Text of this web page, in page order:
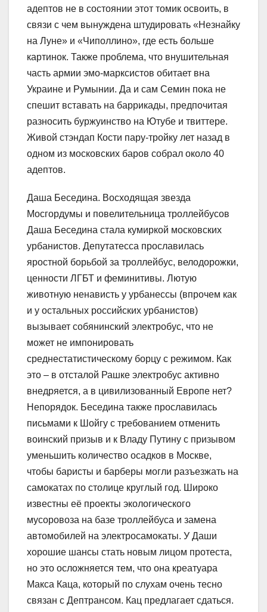
адептов не в состоянии этот томик освоить, в
связи с чем вынуждена штудировать «Незнайку
на Луне» и «Чиполлино», где есть больше
картинок. Также проблема, что внушительная
часть армии эмо-​марксистов обитает вна
Украине и Румынии. Да и сам Семин пока не
спешит вставать на баррикады, предпочитая
разносить буржуинство на Ютубе и твиттере.
Живой стэндап Кости пару-​тройку лет назад в
одном из московских баров собрал около 40
адептов.
Даша Беседина. Восходящая звезда
Мосгордумы и повелительница троллейбусов
Даша Беседина стала кумиркой московских
урбанистов. Депутатесса прославилась
яростной борьбой за троллейбус, велодорожки,
ценности ЛГБТ и феминитивы. Лютую
животную ненависть у урбанессы (впрочем как
и у остальных российских урбанистов)
вызывает собянинский электробус, что не
может не импонировать
среднестатистическому борцу с режимом. Как
это – в отсталой Рашке электробус активно
внедряется, а в цивилизованный Европе нет?
Непорядок. Беседина также прославилась
письмами к Шойгу с требованием отменить
воинский призыв и к Владу Путину с призывом
уменьшить количество осадков в Москве,
чтобы баристы и барберы могли разъезжать на
самокатах по столице круглый год. Широко
известны её проекты экологического
мусоровоза на базе троллейбуса и замена
автомобилей на электросамокаты. У Даши
хорошие шансы стать новым лицом протеста,
но это осложняется тем, что она креатуара
Макса Каца, который по слухам очень тесно
связан с Дептрансом. Кац предлагает сдаться.